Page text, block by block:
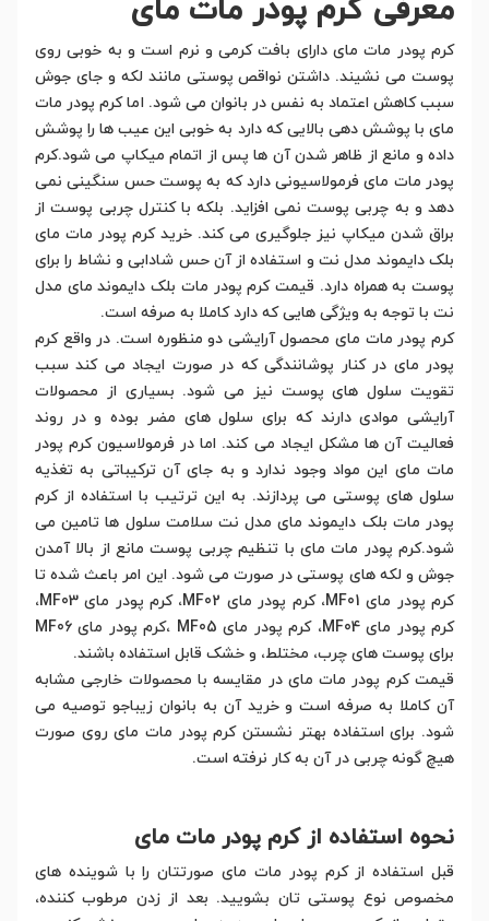
معرفی کرم پودر مات مای
کرم پودر مات مای دارای بافت کرمی و نرم است و به خوبی روی
پوست می نشیند. داشتن نواقص پوستی مانند لکه و جای جوش
سبب کاهش اعتماد به نفس در بانوان می شود. اما کرم پودر مات
مای با پوشش دهی بالایی که دارد به خوبی این عیب ها را پوشش
داده و مانع از ظاهر شدن آن ها پس از اتمام میکاپ می شود.کرم
پودر مات مای فرمولاسیونی دارد که به پوست حس سنگینی نمی
دهد و به چربی پوست نمی افزاید. بلکه با کنترل چربی پوست از
براق شدن میکاپ نیز جلوگیری می کند. خرید کرم پودر مات مای
بلک دایموند مدل نت و استفاده از آن حس شادابی و نشاط را برای
پوست به همراه دارد. قیمت کرم پودر مات بلک دایموند مای مدل
نت با توجه به ویژگی هایی که دارد کاملا به صرفه است.
کرم پودر مات مای محصول آرایشی دو منظوره است. در واقع کرم
پودر مای در کنار پوشانندگی که در صورت ایجاد می کند سبب
تقویت سلول های پوست نیز می شود. بسیاری از محصولات
آرایشی موادی دارند که برای سلول های مضر بوده و در روند
فعالیت آن ها مشکل ایجاد می کند. اما در فرمولاسیون کرم پودر
مات مای این مواد وجود ندارد و به جای آن ترکیباتی به تغذیه
سلول های پوستی می پردازند. به این ترتیب با استفاده از کرم
پودر مات بلک دایموند مای مدل نت سلامت سلول ها تامین می
شود.کرم پودر مات مای با تنظیم چربی پوست مانع از بالا آمدن
جوش و لکه های پوستی در صورت می شود. این امر باعث شده تا
کرم پودر مای MF01، کرم پودر مای MF02، کرم پودر مای MF03،
کرم پودر مای MF04، کرم پودر مای MF05 ،کرم پودر مای MF06
برای پوست های چرب، مختلط، و خشک قابل استفاده باشند.
قیمت کرم پودر مات مای در مقایسه با محصولات خارجی مشابه
آن کاملا به صرفه است و خرید آن به بانوان زیباجو توصیه می
شود. برای استفاده بهتر نشستن کرم پودر مات مای روی صورت
هیچ گونه چربی در آن به کار نرفته است.
نحوه استفاده از کرم پودر مات مای
قبل استفاده از کرم پودر مات مای صورتتان را با شوینده های
مخصوص نوع پوستی تان بشویید. بعد از زدن مرطوب کننده،